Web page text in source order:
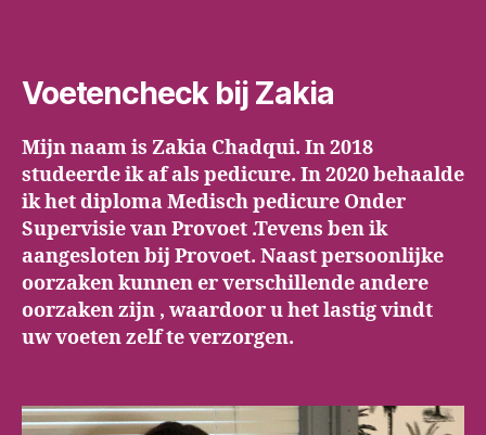
Voetencheck bij Zakia
Mijn naam is Zakia Chadqui. In 2018
studeerde ik af als pedicure. In 2020 behaalde
ik het diploma Medisch pedicure Onder
Supervisie van Provoet .Tevens ben ik
aangesloten bij Provoet. Naast persoonlijke
oorzaken kunnen er verschillende andere
oorzaken zijn , waardoor u het lastig vindt
uw voeten zelf te verzorgen.